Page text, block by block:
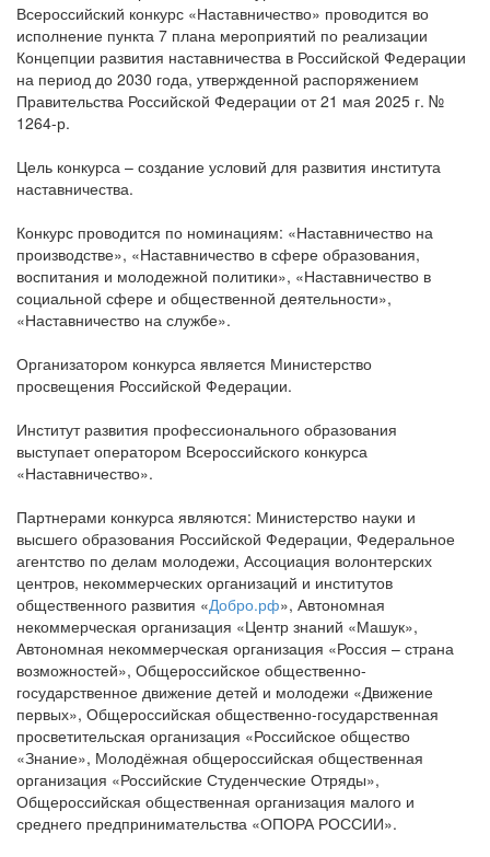
Всероссийский конкурс «Наставничество» проводится во
исполнение пункта 7 плана мероприятий по реализации
Концепции развития наставничества в Российской Федерации
на период до 2030 года, утвержденной распоряжением
Правительства Российской Федерации от 21 мая 2025 г. №
1264-р.
Цель конкурса – создание условий для развития института
наставничества.
Конкурс проводится по номинациям: «Наставничество на
производстве», «Наставничество в сфере образования,
воспитания и молодежной политики», «Наставничество в
социальной сфере и общественной деятельности»,
«Наставничество на службе».
Организатором конкурса является Министерство
просвещения Российской Федерации.
Институт развития профессионального образования
выступает оператором Всероссийского конкурса
«Наставничество».
Партнерами конкурса являются: Министерство науки и
высшего образования Российской Федерации, Федеральное
агентство по делам молодежи, Ассоциация волонтерских
центров, некоммерческих организаций и институтов
общественного развития «Добро.рф», Автономная
некоммерческая организация «Центр знаний «Машук»,
Автономная некоммерческая организация «Россия – страна
возможностей», Общероссийское общественно-
государственное движение детей и молодежи «Движение
первых», Общероссийская общественно-государственная
просветительская организация «Российское общество
«Знание», Молодёжная общероссийская общественная
организация «Российские Студенческие Отряды»,
Общероссийская общественная организация малого и
среднего предпринимательства «ОПОРА РОССИИ».